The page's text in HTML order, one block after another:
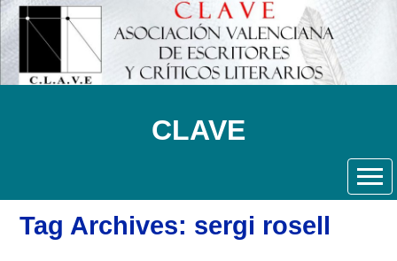
CLAVE
Tag Archives: sergi rosell